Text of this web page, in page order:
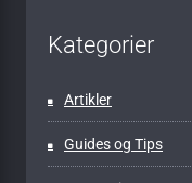
Kategorier
Artikler
Guides og Tips